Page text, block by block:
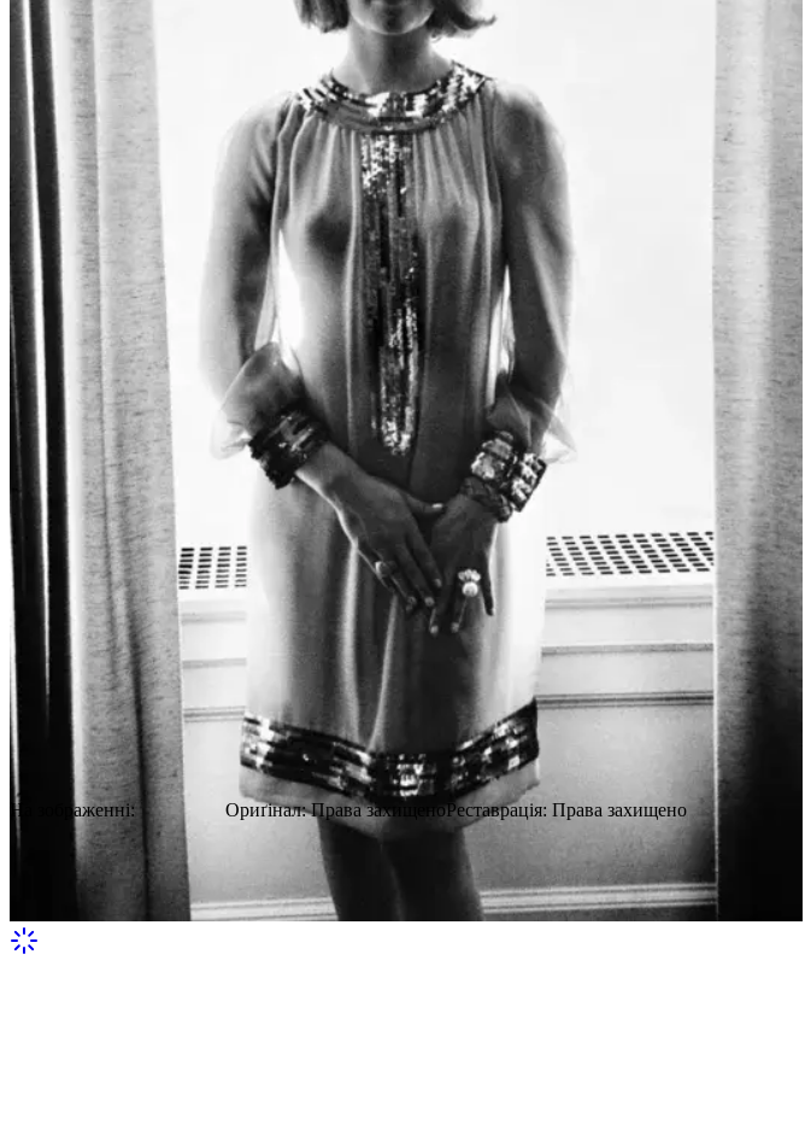
Наталі Вуд
На зображенні: Наталі Вуд Ориґінал:Права захищеноРеставрація: Права захищено